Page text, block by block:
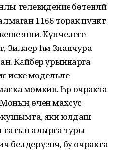
телевидение бөтенләй
1166 торак пункт
кеше яши. Күпчелеге
Зилаер һәм Зианчура
Кайбер урыннарга
иске модельле
мөмкин. Һәр очракта
Моның өчен махсус
кушымта, яки юлдаш
алырга туры
белдерүенчә, бу очракта